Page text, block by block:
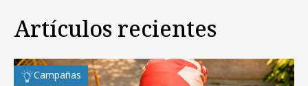
Artículos recientes
Campañas